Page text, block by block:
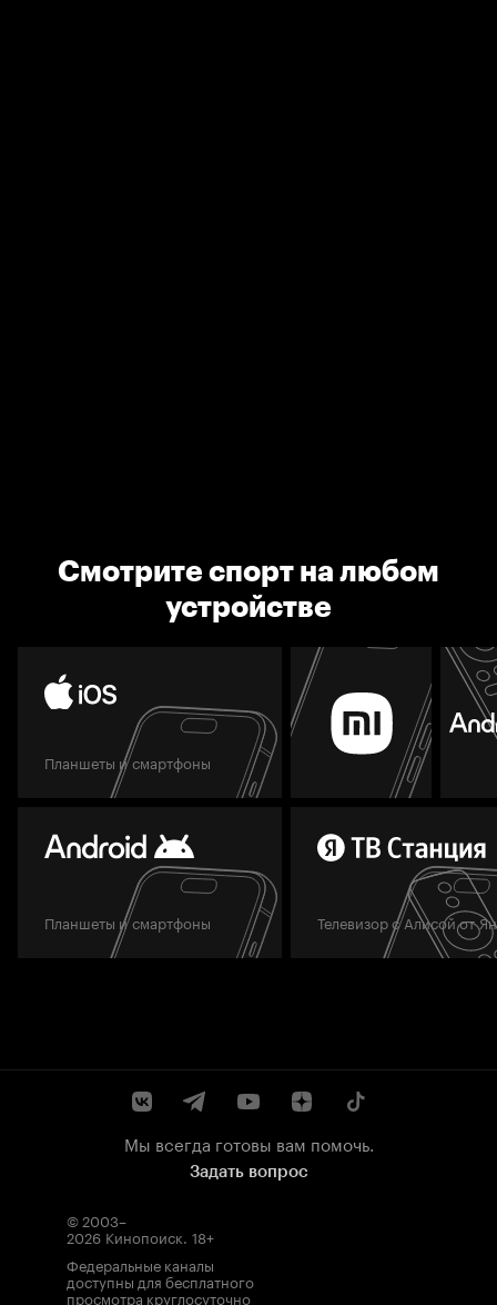
Смотрите спорт на любом
устройстве
Планшеты и смартфоны
Планшеты и смартфоны Телевизор с Алисой от
Мы всегда готовы вам помочь.
Задать вопрос
© 2003–
2026 Кинопоиск. 18+
Федеральные каналы
доступны для бесплатного
просмотра круглосуточно